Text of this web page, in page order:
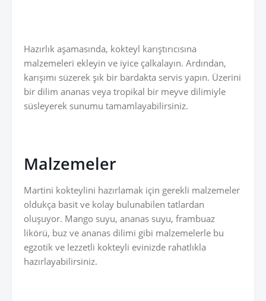
Hazırlık aşamasında, kokteyl karıştırıcısına
malzemeleri ekleyin ve iyice çalkalayın. Ardından,
karışımı süzerek şık bir bardakta servis yapın. Üzerini
bir dilim ananas veya tropikal bir meyve dilimiyle
süsleyerek sunumu tamamlayabilirsiniz.
Malzemeler
Martini kokteylini hazırlamak için gerekli malzemeler
oldukça basit ve kolay bulunabilen tatlardan
oluşuyor. Mango suyu, ananas suyu, frambuaz
likörü, buz ve ananas dilimi gibi malzemelerle bu
egzotik ve lezzetli kokteyli evinizde rahatlıkla
hazırlayabilirsiniz.